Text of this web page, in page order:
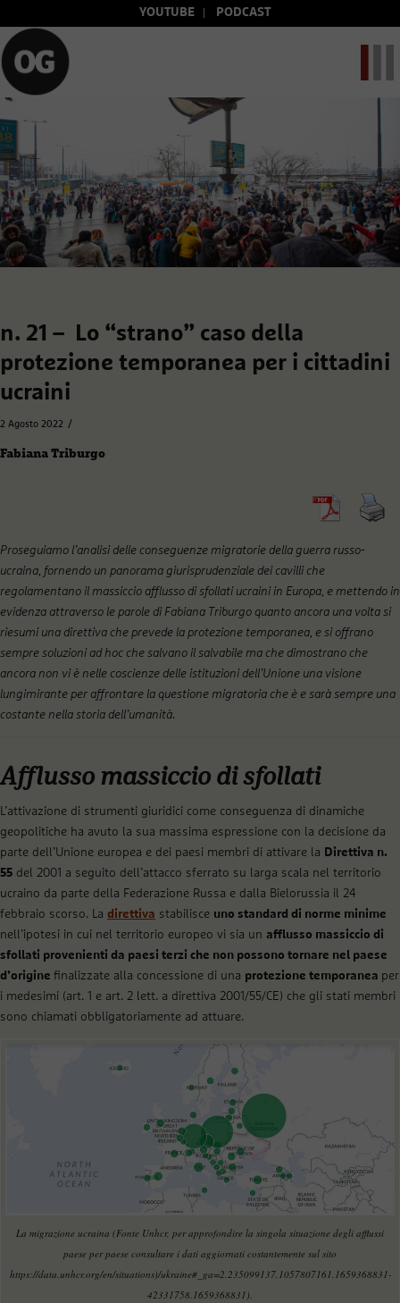
YOUTUBE PODCAST
n. 21 – Lo “strano” caso della
protezione temporanea per i cittadini
ucraini
2 Agosto 2022 /
Fabiana Triburgo
Proseguiamo l’analisi delle conseguenze migratorie della guerra russo-
ucraina, fornendo un panorama giurisprudenziale dei cavilli che
regolamentano il massiccio afflusso di sfollati ucraini in Europa, e mettendo in
evidenza attraverso le parole di Fabiana Triburgo quanto ancora una volta si
riesumi una direttiva che prevede la protezione temporanea, e si offrano
sempre soluzioni ad hoc che salvano il salvabile ma che dimostrano che
ancora non vi è nelle coscienze delle istituzioni dell’Unione una visione
lungimirante per affrontare la questione migratoria che è e sarà sempre una
costante nella storia dell’umanità.
Afflusso massiccio di sfollati
L’attivazione di strumenti giuridici come conseguenza di dinamiche
geopolitiche ha avuto la sua massima espressione con la decisione da
parte dell’Unione europea e dei paesi membri di attivare la Direttiva n.
55 del 2001 a seguito dell’attacco sferrato su larga scala nel territorio
ucraino da parte della Federazione Russa e dalla Bielorussia il 24
febbraio scorso. La direttiva stabilisce uno standard di norme minime
nell’ipotesi in cui nel territorio europeo vi sia un afflusso massiccio di
sfollati provenienti da paesi terzi che non possono tornare nel paese
d’origine finalizzate alla concessione di una protezione temporanea per
i medesimi (art. 1 e art. 2 lett. a direttiva 2001/55/CE) che gli stati membri
sono chiamati obbligatoriamente ad attuare.
La migrazione ucraina (Fonte Unhcr, per approfondire la singola situazione degli afflussi
paese per paese consultare i dati aggiornati costantemente sul sito
https://data.unhcr.org/en/situations)/ukraine#_ga=2.235099137.1057807161.1659368831-
42331758.1659368831).